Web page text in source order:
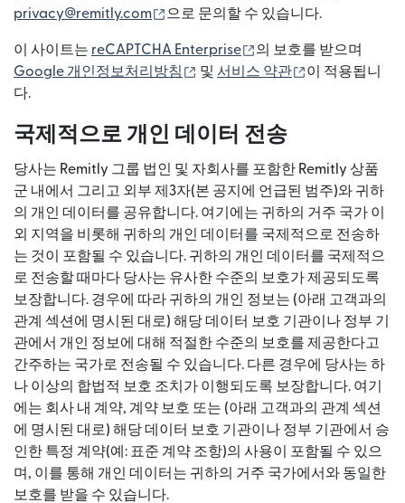
privacy@remitly.com
(새 창에서 열림)
으로 문의할 수 있습니다.
이 사이트는 reCAPTCHA Enterprise (새 창에서 열림)
의 보호를 받으며
Google 개인정보처리방침
(새 창에서 열림)
및 서비스 약관 (새 창에서 열림
이 적용됩니
다.
국제적으로 개인 데이터 전송
당사는 Remitly 그룹 법인 및 자회사를 포함한 Remitly 상품
군 내에서 그리고 외부 제3자(본 공지에 언급된 범주)와 귀하
의 개인 데이터를 공유합니다. 여기에는 귀하의 거주 국가 이
외 지역을 비롯해 귀하의 개인 데이터를 국제적으로 전송하
는 것이 포함될 수 있습니다. 귀하의 개인 데이터를 국제적으
로 전송할 때마다 당사는 유사한 수준의 보호가 제공되도록
보장합니다. 경우에 따라 귀하의 개인 정보는 (아래 고객과의
관계 섹션에 명시된 대로) 해당 데이터 보호 기관이나 정부 기
관에서 개인 정보에 대해 적절한 수준의 보호를 제공한다고
간주하는 국가로 전송될 수 있습니다. 다른 경우에 당사는 하
나 이상의 합법적 보호 조치가 이행되도록 보장합니다. 여기
에는 회사 내 계약, 계약 보호 또는 (아래 고객과의 관계 섹션
에 명시된 대로) 해당 데이터 보호 기관이나 정부 기관에서 승
인한 특정 계약(예: 표준 계약 조항)의 사용이 포함될 수 있으
며, 이를 통해 개인 데이터는 귀하의 거주 국가에서와 동일한
보호를 받을 수 있습니다.